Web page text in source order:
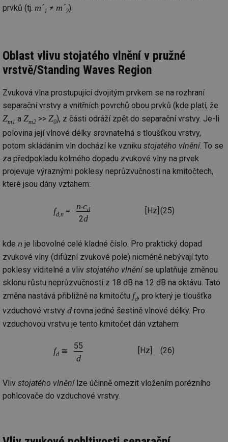
prvků (tj. m´1 ≠ m´2).
Oblast vlivu stojatého vlnění v pružné
vrstvě/Standing Waves Region
Zvuková vlna prostupující dvojitým prvkem se na rozhraní
separační vrstvy a vnitřních povrchů obou prvků (kde platí, že
Zm1 a Zm2 >> Z0), z části odráží zpět do separační vrstvy. Je-li
polovina její vlnové délky srovnatelná s tloušťkou vrstvy,
potom skládáním vln dochází ke vzniku stojatého vlnění. To se
za předpokladu kolmého dopadu zvukové vlny na prvek
projevuje výraznými poklesy neprůzvučnosti na kmitočtech,
které jsou dány vztahem:
fd,n =
n‧cd
2d
[Hz] (25)
kde n je libovolné celé kladné číslo. Pro praktický dopad
zvukové vlny (difúzní zvukové pole) nicméně nebývají tyto
poklesy viditelné a vliv stojatého vlněníse uplatňuje změnou
sklonu růstu neprůzvučnosti z 18 dB na 12 dB na oktávu. Tato
změna nastává přibližně na kmitočtu fd, pro který je tloušťka
vzduchové vrstvy d rovna jedné šestině vlnové délky. Pro
vzduchovou vrstvu je tento kmitočet dán vztahem:
fd ≅
55
d
[Hz]. (26)
Vliv stojatého vlněnílze účinně omezit vložením porézního
pohlcovače do vzduchové vrstvy.